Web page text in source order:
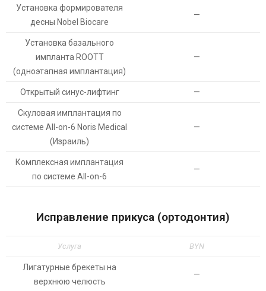
Установка формирователя
десны Nobel Biocare
—
Установка базального
импланта ROOTT
(одноэтапная имплантация)
—
Открытый синус-лифтинг —
Скуловая имплантация по
системе All-on-6 Noris Medical
(Израиль)
—
Комплексная имплантация
по системе All-on-6
—
Исправление прикуса (ортодонтия)
Услуга BYN
Лигатурные брекеты на
верхнюю челюсть
—